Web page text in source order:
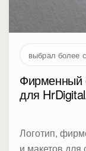
выбрал более
Фирменный
для
Логотип,
и макетов для